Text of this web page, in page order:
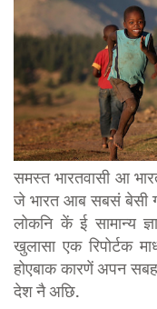
समस्त भारतवासी आ
जे भारत आब सबसं बेसी
लोकनि कें ई सामान्य
खुलासा एक रिपोर्टक
होएबाक कारणें अपन
देश नै अछि.